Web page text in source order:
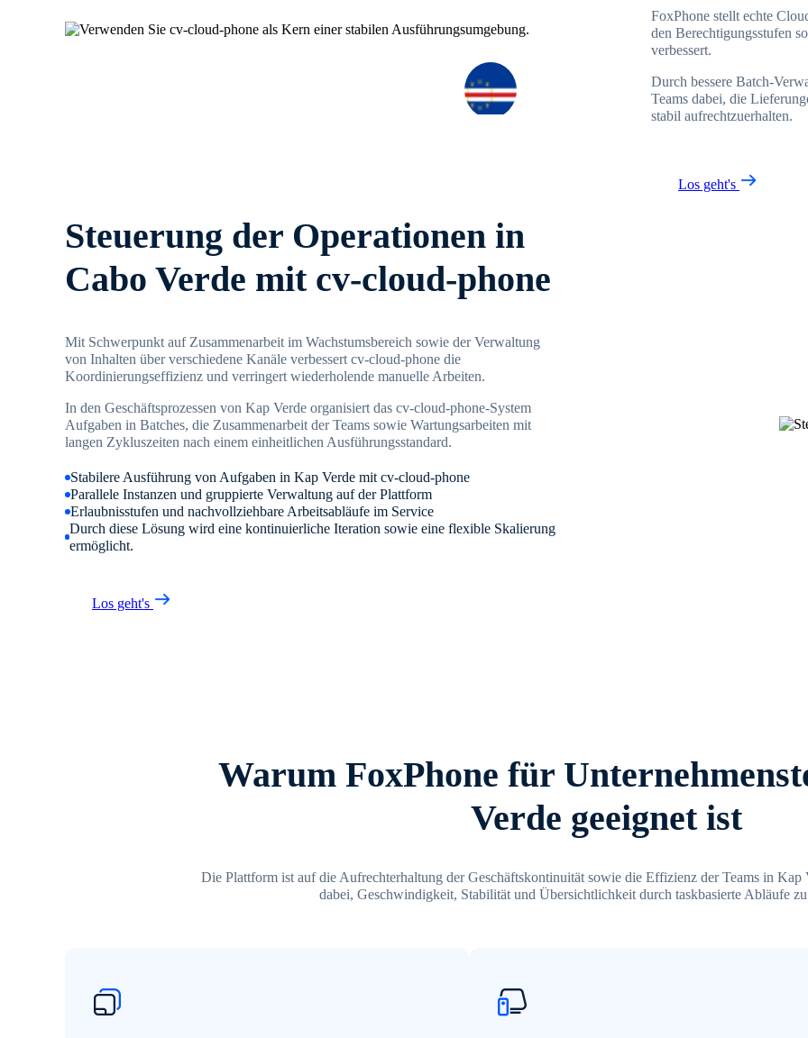
FoxPhone stellt echte
den Berechtigungsstufen
verbessert.
Durch bessere Batch-
Teams dabei, die
stabil aufrechtzuerhalten.
Los geht's
Steuerung der Operationen in
Cabo Verde mit cv-cloud-phone
Mit Schwerpunkt auf Zusammenarbeit im Wachstumsbereich sowie der Verwaltung
von Inhalten über verschiedene Kanäle verbessert cv-cloud-phone die
Koordinierungseffizienz und verringert wiederholende manuelle Arbeiten.
In den Geschäftsprozessen von Kap Verde organisiert das cv-cloud-phone-System
Aufgaben in Batches, die Zusammenarbeit der Teams sowie Wartungsarbeiten mit
langen Zykluszeiten nach einem einheitlichen Ausführungsstandard.
Stabilere Ausführung von Aufgaben in Kap Verde mit cv-cloud-phone
Parallele Instanzen und gruppierte Verwaltung auf der Plattform
Erlaubnisstufen und nachvollziehbare Arbeitsabläufe im Service
Durch diese Lösung wird eine kontinuierliche Iteration sowie eine flexible Skalierung
ermöglicht.
Los geht's
Warum FoxPhone für
Verde geeignet ist
Die Plattform ist auf die Aufrechterhaltung der Geschäftskontinuität sowie die Effizienz der Teams in Kap
dabei, Geschwindigkeit, Stabilität und Übersichtlichkeit durch taskbasierte Abläufe